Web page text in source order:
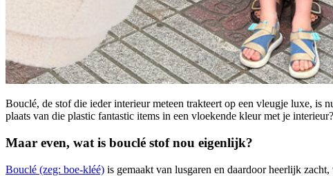
Bouclé, de stof die ieder interieur meteen trakteert op een vleugje luxe, is
plaats van die plastic fantastic items in een vloekende kleur met je interieur?
Maar even, wat is bouclé stof nou eigenlijk?
Bouclé (zeg: boe-kléé) is gemaakt van lusgaren en daardoor heerlijk